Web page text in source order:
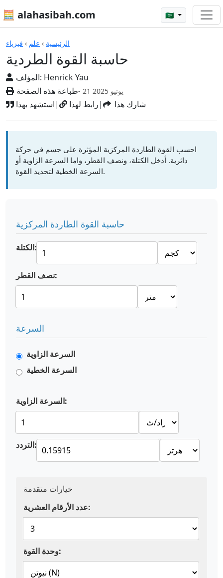
🧮 alahasibah.com 🇸🇦
الرئيسية › علم › فيزياء
حاسبة القوة الطردية
المؤلف: Henrick Yau
طباعة هذه الصفحة
- 21 يونيو 2025
استشهد بهذا| رابط لهذا| شارك هذا
الآلات الحاسبة
احسب القوة الطاردة المركزية المؤثرة على جسم في حركة
دائرية. أدخل الكتلة، ونصف القطر، واما السرعة الزاوية أو
السرعة الخطية لتحديد القوة.
حاسبة القوة الطاردة المركزية
الكتلة:
نصف القطر:
السرعة
السرعة الزاوية
السرعة الخطية
السرعة الزاوية:
التردد:
خيارات متقدمة
عدد الأرقام العشرية:
وحدة القوة: